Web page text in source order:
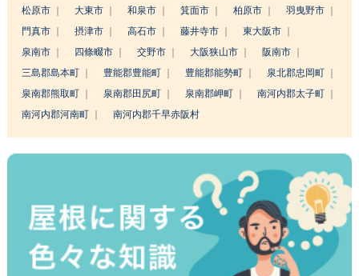
松原市
大東市 和泉市 箕面市 柏原市
羽曳野市
門真市
摂津市 高石市 藤井寺市
東大阪市
泉南市
四條畷市 交野市 大阪狭山市
阪南市
三島郡島本町
豊能郡豊能町 豊能郡能勢町
泉北郡忠岡町
泉南郡熊取町
泉南郡田尻町 泉南郡岬町
南河内郡太子町
南河内郡河南町
南河内郡千早赤阪村